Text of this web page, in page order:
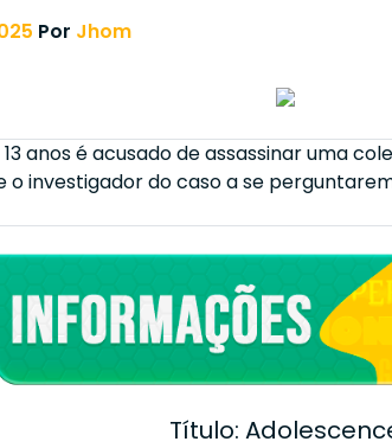
Por Jhom
anos é acusado de assassinar uma
o investigador do caso a se
Título: